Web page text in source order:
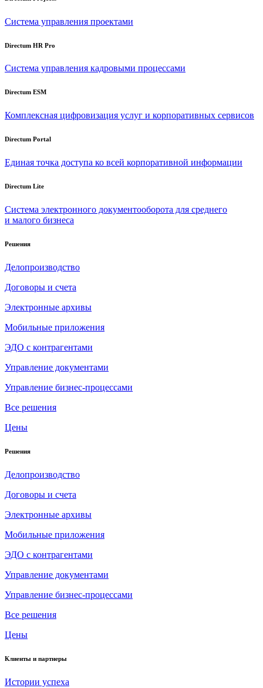
Система управления проектами
Directum HR Pro
Система управления кадровыми процессами
Directum ESM
Комплексная цифровизация услуг и корпоративных сервисов
Directum Portal
Единая точка доступа ко всей корпоративной информации
Directum Lite
Система электронного документооборота для среднего
и малого бизнеса
Решения
Делопроизводство
Договоры и счета
Электронные архивы
Мобильные приложения
ЭДО с контрагентами
Управление документами
Управление бизнес-процессами
Все решения
Цены
Решения
Делопроизводство
Договоры и счета
Электронные архивы
Мобильные приложения
ЭДО с контрагентами
Управление документами
Управление бизнес-процессами
Все решения
Цены
Клиенты и партнеры
Истории успеха